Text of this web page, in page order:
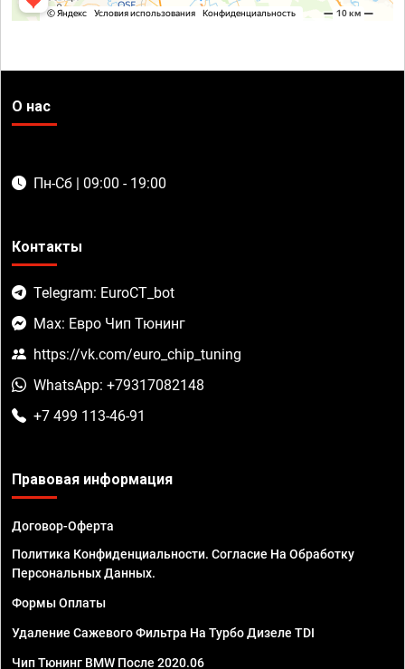
О нас
Пн-Сб | 09:00 - 19:00
Контакты
Telegram: EuroCT_bot
Max: Евро Чип Тюнинг
https://vk.com/euro_chip_tuning
WhatsApp: +79317082148
+7 499 113-46-91
Правовая информация
Договор-Оферта
Политика Конфиденциальности. Согласие На Обработку
Персональных Данных.
Формы Оплаты
Удаление Сажевого Фильтра На Турбо Дизеле TDI
Чип Тюнинг BMW После 2020.06